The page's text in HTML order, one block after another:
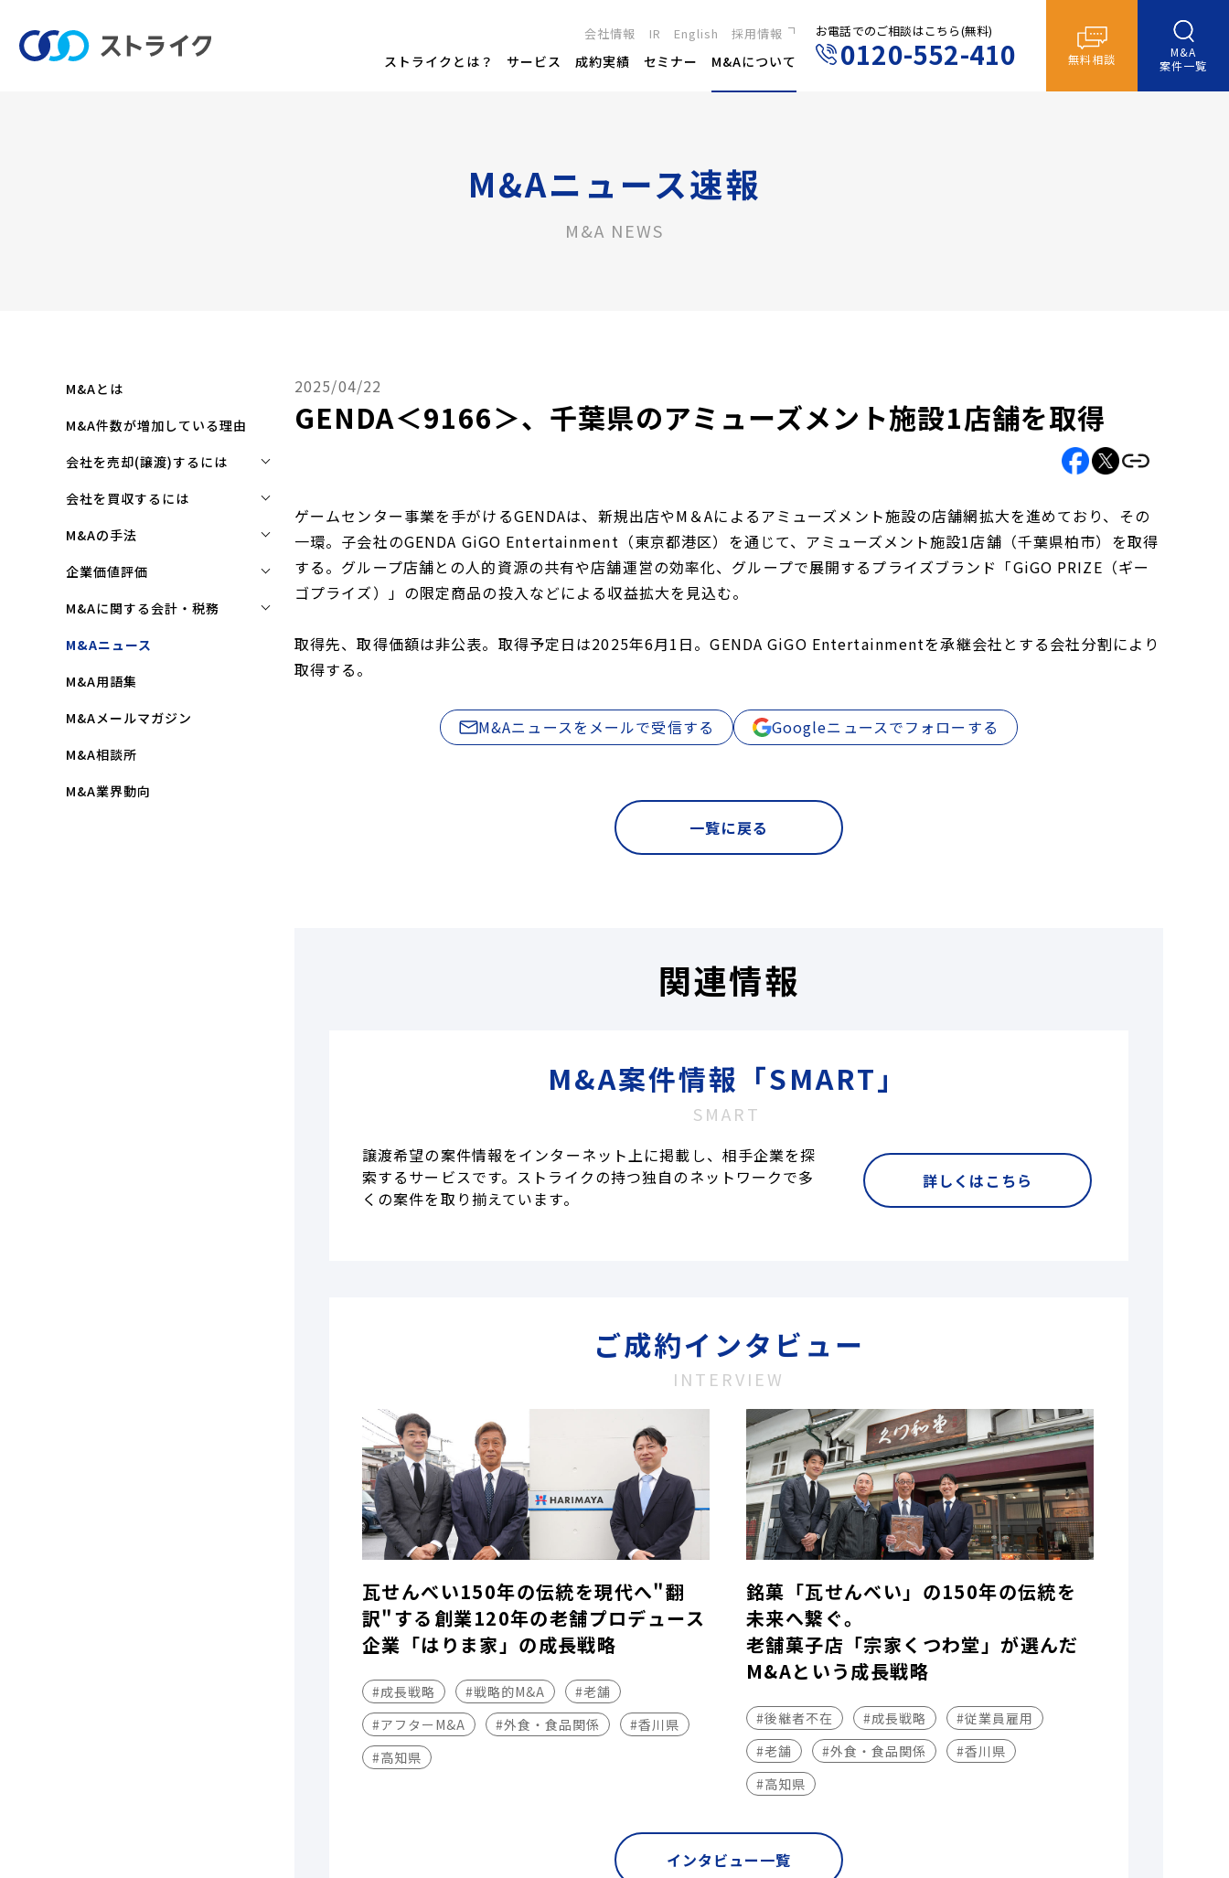
会社情報 IR English 採用情報
新卒採用
キャリア採用
ストライクとは？ サービス 成約実績 セミナー M&Aについて
お電話でのご相談はこちら(無料)
0120-552-410 無料相談
M&A
案件一覧
M&Aニュース速報
M&A NEWS
M&Aとは
M&A件数が増加している理由
会社を売却(譲渡)するには
会社を売却(譲渡)するには
M&Aで売れる会社の条件とは
M&Aで買い手はここを見る
会社を買収するには
会社を買収するには
企業買収を成功させるポイント
買収監査(デューディリジェン
ス)とは
クロージングと引継ぎ
企業買収の流れと手順
M&Aの手法
株式譲渡
第三者割当増資
資本業務提携
企業価値評価
企業価値評価(バリュエーショ
企業評価と売買価格の違い
中小企業M&Aにおける企業価値
ン)の算定方法
純資産法(コストアプローチ)
M&Aに関する会計・税務
株式譲渡にかかる税金(個人・
事業譲渡にかかる税金(個人・
法人)
M&Aにおける節税(役職退職金
スキーム)
赤字・債務超過会社の買収制限
M&Aニュース
M&A用語集
M&Aメールマガジン
M&A相談所
M&A業界動向
2025/04/22
GENDA＜9166＞、千葉県のアミューズメント施設1店舗を取得
ゲームセンター事業を手がけるGENDAは、新規出店やM＆Aによるアミューズメント施設の店舗網拡大を進めており、その
一環。子会社のGENDA GiGO Entertainment（東京都港区）を通じて、アミューズメント施設1店舗（千葉県柏市）を取得
する。グループ店舗との人的資源の共有や店舗運営の効率化、グループで展開するプライズブランド「GiGO PRIZE（ギー
ゴプライズ）」の限定商品の投入などによる収益拡大を見込む。
取得先、取得価額は非公表。取得予定日は2025年6月1日。GENDA GiGO Entertainmentを承継会社とする会社分割により
取得する。
M&Aニュースをメールで受信する Googleニュースでフォローする
一覧に戻る
関連情報
M&A案件情報「SMART」
SMART
譲渡希望の案件情報をインターネット上に掲載し、相手企業を探
索するサービスです。ストライクの持つ独自のネットワークで多
くの案件を取り揃えています。
詳しくはこちら
ご成約インタビュー
INTERVIEW
瓦せんべい150年の伝統を現代へ"翻
訳"する――創業120年の老舗プロデュース
企業「はりま家」の成長戦略
#成長戦略 #戦略的M&A
#老舗
#アフターM&A
#外食・食品関係
#香川県
#高知県
銘菓「瓦せんべい」の150年の伝統を
未来へ繋ぐ。
老舗菓子店「宗家くつわ堂」が選んだ
M&Aという成長戦略
#後継者不在 #成長戦略
#従業員雇用
#老舗
#外食・食品関係
#香川県
#高知県
インタビュー一覧